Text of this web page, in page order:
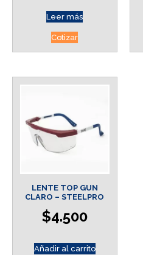
Leer más
Cotizar
LENTE TOP GUN
CLARO – STEELPRO
$4.500
Añadir al carrito